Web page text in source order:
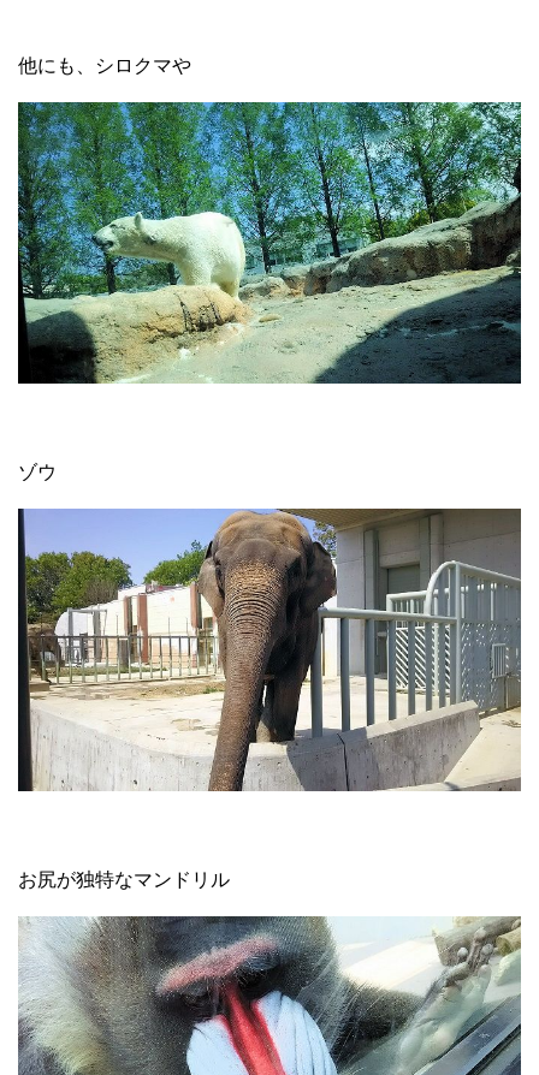
他にも、シロクマや
ゾウ
お尻が独特なマンドリル